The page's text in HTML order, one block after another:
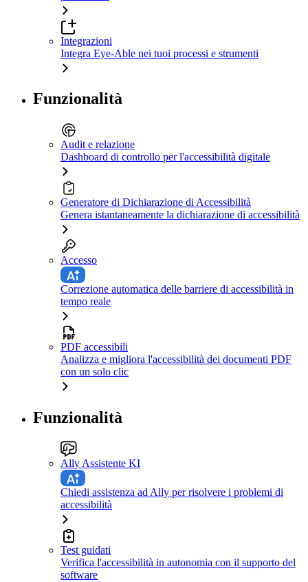
Integrazioni
Integra Eye-Able nei tuoi processi e strumenti
Funzionalità
Audit e relazione
Dashboard di controllo per l'accessibilità digitale
Generatore di Dichiarazione di Accessibilità
Genera istantaneamente la dichiarazione di accessibilità
Accesso
Correzione automatica delle barriere di accessibilità in
tempo reale
PDF accessibili
Analizza e migliora l'accessibilità dei documenti PDF
con un solo clic
Funzionalità
Ally Assistente KI
Chiedi assistenza ad Ally per risolvere i problemi di
accessibilità
Test guidati
Verifica l'accessibilità in autonomia con il supporto del
software